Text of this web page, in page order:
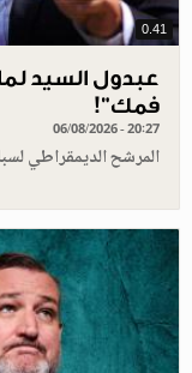
0.41
عبدول السيد
فمك"!
06/08/2026 - 20:27
المرشح الديمقراطي